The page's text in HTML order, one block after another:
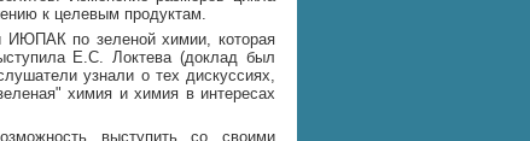
к целевым продуктам.
ИЮПАК по зеленой химии, которая
Е.С. Локтева (доклад был
узнали о тех дискуссиях,
химия и химия в интересах
выступить со своими